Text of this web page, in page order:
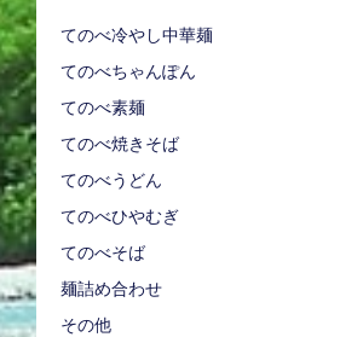
てのべ冷やし中華麺
てのべちゃんぽん
てのべ素麺
てのべ焼きそば
てのべうどん
てのべひやむぎ
てのべそば
麺詰め合わせ
その他